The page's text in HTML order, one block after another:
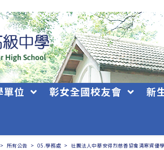
單位 彰女全國校友會 新
> 所有公告 > 05.學務處 > 社團法人中華安得烈慈善協會清寒資優